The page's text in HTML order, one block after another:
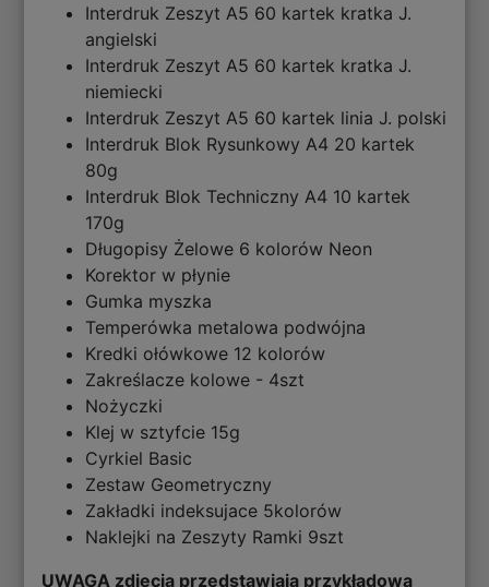
Interdruk Zeszyt A5 60 kartek kratka J.
angielski
Interdruk Zeszyt A5 60 kartek kratka J.
niemiecki
Interdruk Zeszyt A5 60 kartek linia J. polski
Interdruk Blok Rysunkowy A4 20 kartek
80g
Interdruk Blok Techniczny A4 10 kartek
170g
Długopisy Żelowe 6 kolorów Neon
Korektor w płynie
Gumka myszka
Temperówka metalowa podwójna
Kredki ołówkowe 12 kolorów
Zakreślacze kolowe - 4szt
Nożyczki
Klej w sztyfcie 15g
Cyrkiel Basic
Zestaw Geometryczny
Zakładki indeksujace 5kolorów
Naklejki na Zeszyty Ramki 9szt
UWAGA zdjęcia przedstawiają przykładową